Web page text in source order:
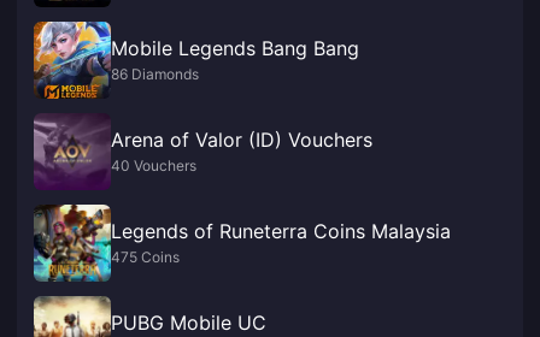
Mobile Legends Bang Bang
86 Diamonds
Arena of Valor (ID) Vouchers
40 Vouchers
Legends of Runeterra Coins Malaysia
475 Coins
PUBG Mobile UC